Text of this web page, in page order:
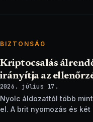
BIZTONSÁG
Kriptocsalás
irányítja az
2026. július 17.
Nyolc áldozattól több
el. A brit nyomozás és